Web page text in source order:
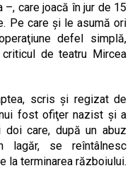
–, care joacă în jur de 15
Pe care şi le asumă ori
defel simplă,
de teatru Mircea
scris și regizat de
fost ofiţer nazist şi a
care, după un abuz
lagăr, se reîntâlnesc
la terminarea războiului.